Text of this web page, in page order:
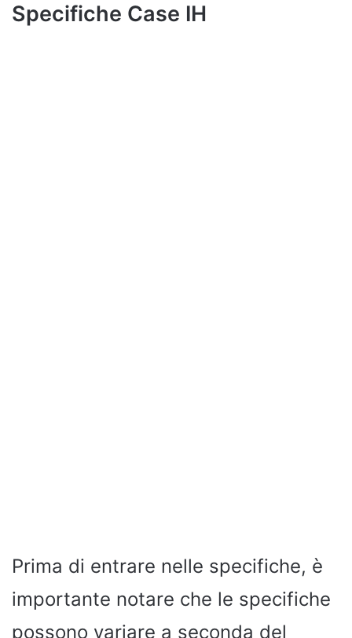
Specifiche Case IH
Prima di entrare nelle specifiche, è
importante notare che le specifiche
possono variare a seconda del